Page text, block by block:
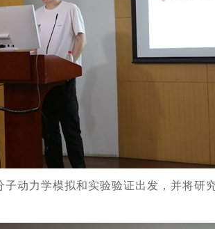
动力学模拟和实验验证出发，并将